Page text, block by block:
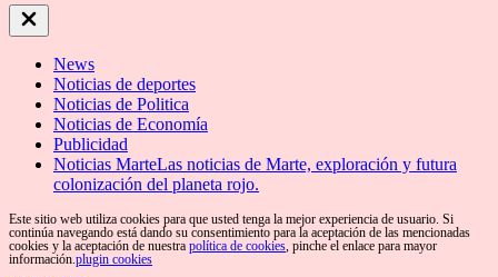
Close
Off
News
Noticias de deportes
Noticias de Politica
Noticias de Economía
Publicidad
Noticias MarteLas noticias de Marte, exploración y futura
colonización del planeta rojo.
Este sitio web utiliza cookies para que usted tenga la mejor experiencia de usuario. Si
continúa navegando está dando su consentimiento para la aceptación de las mencionadas
cookies y la aceptación de nuestra política de cookies , pinche el enlace para mayor
información. plugin cookies